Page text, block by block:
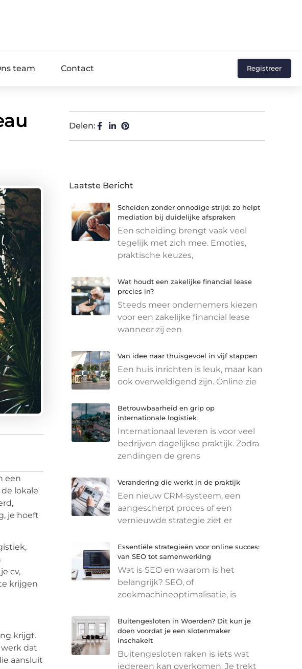
team Contact Registreer
een
lokale
je hoeft
cv,
krijgen
krijgt.
dat
aansluit
Delen:
Laatste Bericht
Scheiden zonder onnodige strijd: zo helpt
mediation bij duidelijke afspraken
Een scheiding brengt vaak veel
tegelijk met zich mee. Emoties,
praktische keuzes,
Wat houdt een zakelijke financial lease
precies in?
Steeds meer ondernemers kiezen
voor een zakelijke financial lease
wanneer zij een
Van idee naar thuisgevoel in vijf stappen
Een huis inrichten is leuk, maar kan
ook overweldigend zijn. Online zie
Betrouwbaarheid en grip op
internationale logistiek
Internationaal leveren is voor veel
bedrijven dagelijkse praktijk. Zodra
zendingen de grens
Verandering die werkt in de praktijk
Een nieuw CRM-systeem, een
aangescherpt proces of een
vernieuwde strategie ziet er
Essentiële strategieën voor online succes:
van SEO tot samenwerking
Wat is SEO en waarom is het
belangrijk? SEO, of
zoekmachineoptimalisatie, is
Buitengesloten in Woerden? Dit kun je
doen voordat je een slotenmaker
inschakelt
Buitengesloten raken is iets wat
iedereen kan overkomen. Je trekt